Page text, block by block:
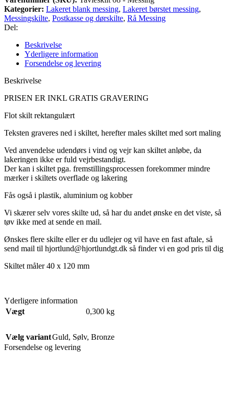
Kategorier: Lakeret blank messing, Lakeret børstet messing,
Messingskilte, Postkasse og dørskilte, Rå Messing
Del:
Beskrivelse
Yderligere information
Forsendelse og levering
Beskrivelse
PRISEN ER INKL GRATIS GRAVERING
Flot skilt rektangulært
Teksten graveres ned i skiltet, herefter males skiltet med sort maling
Ved anvendelse udendørs i vind og vejr kan skiltet anløbe, da
lakeringen ikke er fuld vejrbestandigt.
Der kan i skiltet pga. fremstillingsprocessen forekommer mindre
mærker i skiltets overflade og lakering
Fås også i plastik, aluminium og kobber
Vi skærer selv vores skilte ud, så har du andet ønske en det viste, så
tøv ikke med at sende en mail.
Ønskes flere skilte eller er du udlejer og vil have en fast aftale, så
send mail til hjortlund@hjortlundgt.dk så finder vi en god pris til dig
Skiltet måler 40 x 120 mm
Yderligere information
Vægt
0,300 kg
Vælg variantGuld, Sølv, Bronze
Forsendelse og levering